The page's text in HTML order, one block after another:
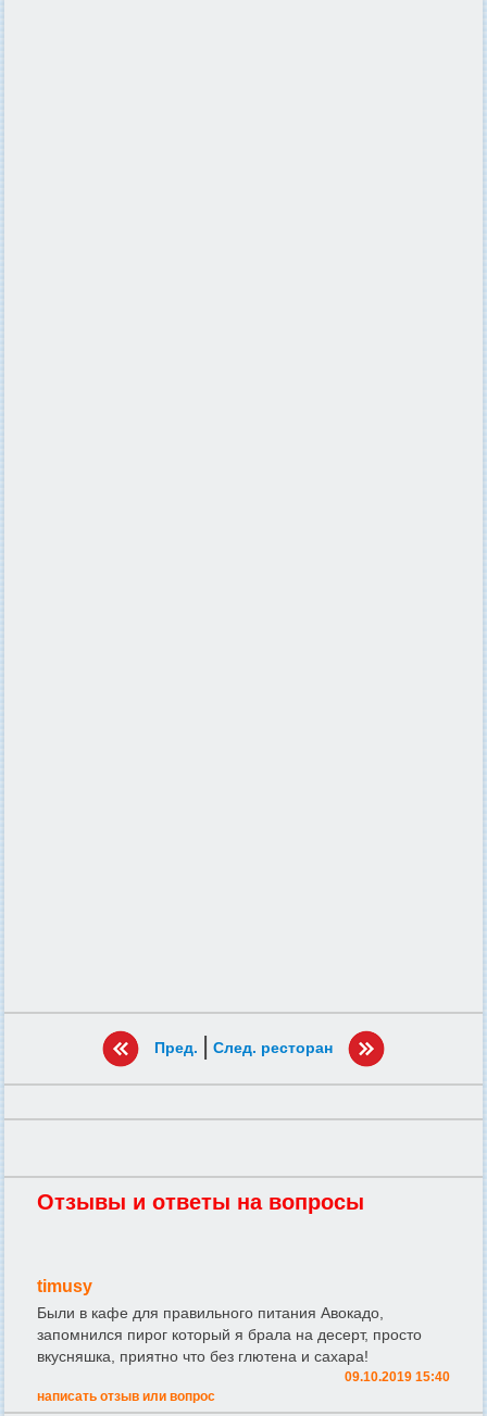
Пред. | След. ресторан
Отзывы и ответы на вопросы
timusy
Были в кафе для правильного питания Авокадо,
запомнился пирог который я брала на десерт, просто
вкусняшка, приятно что без глютена и сахара!
09.10.2019 15:40
написать отзыв или вопрос